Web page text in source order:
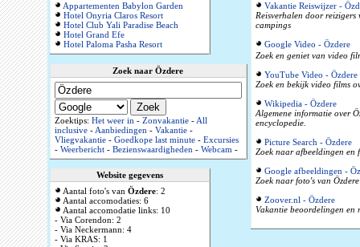
Appartementen Babylon Garden
Hotel Onyria Claros Resort
Hotel Club Yali Paradise Beach
Hotel Grand Efe
Hotel Paloma Pasha Resort
Zoek naar Özdere
Zoektips: Het weer in- Zonvakantie-All
inclusive-Aanbiedingen- Vakantie-
Vliegvakantie- Goedkope last minute- Excursies
- Weerbericht- Bezienswaardigheden- Webcam-
Website gegevens
Aantal foto's van Özdere: 2
Aantal accomodaties: 6
Aantal accomodatie links: 10
- Via Corendon: 2
- Via Neckermann: 4
- Via KRAS: 1
Vakantie Reiswijzer -
Reisverhalen door reizigers
campings
Google Video - Özdere
Zoek en geniet van video
YouTube Video - Özdere
Zoek en bekijk video films
Wikipedia - Özdere
Algemene informatie over
encyclopedie.
Picture Search - Özdere
Zoek naar afbeeldingen en
Google afbeeldingen -
Zoek naar foto's van
Zoover.nl - Özdere
Vakantie beoordelingen en